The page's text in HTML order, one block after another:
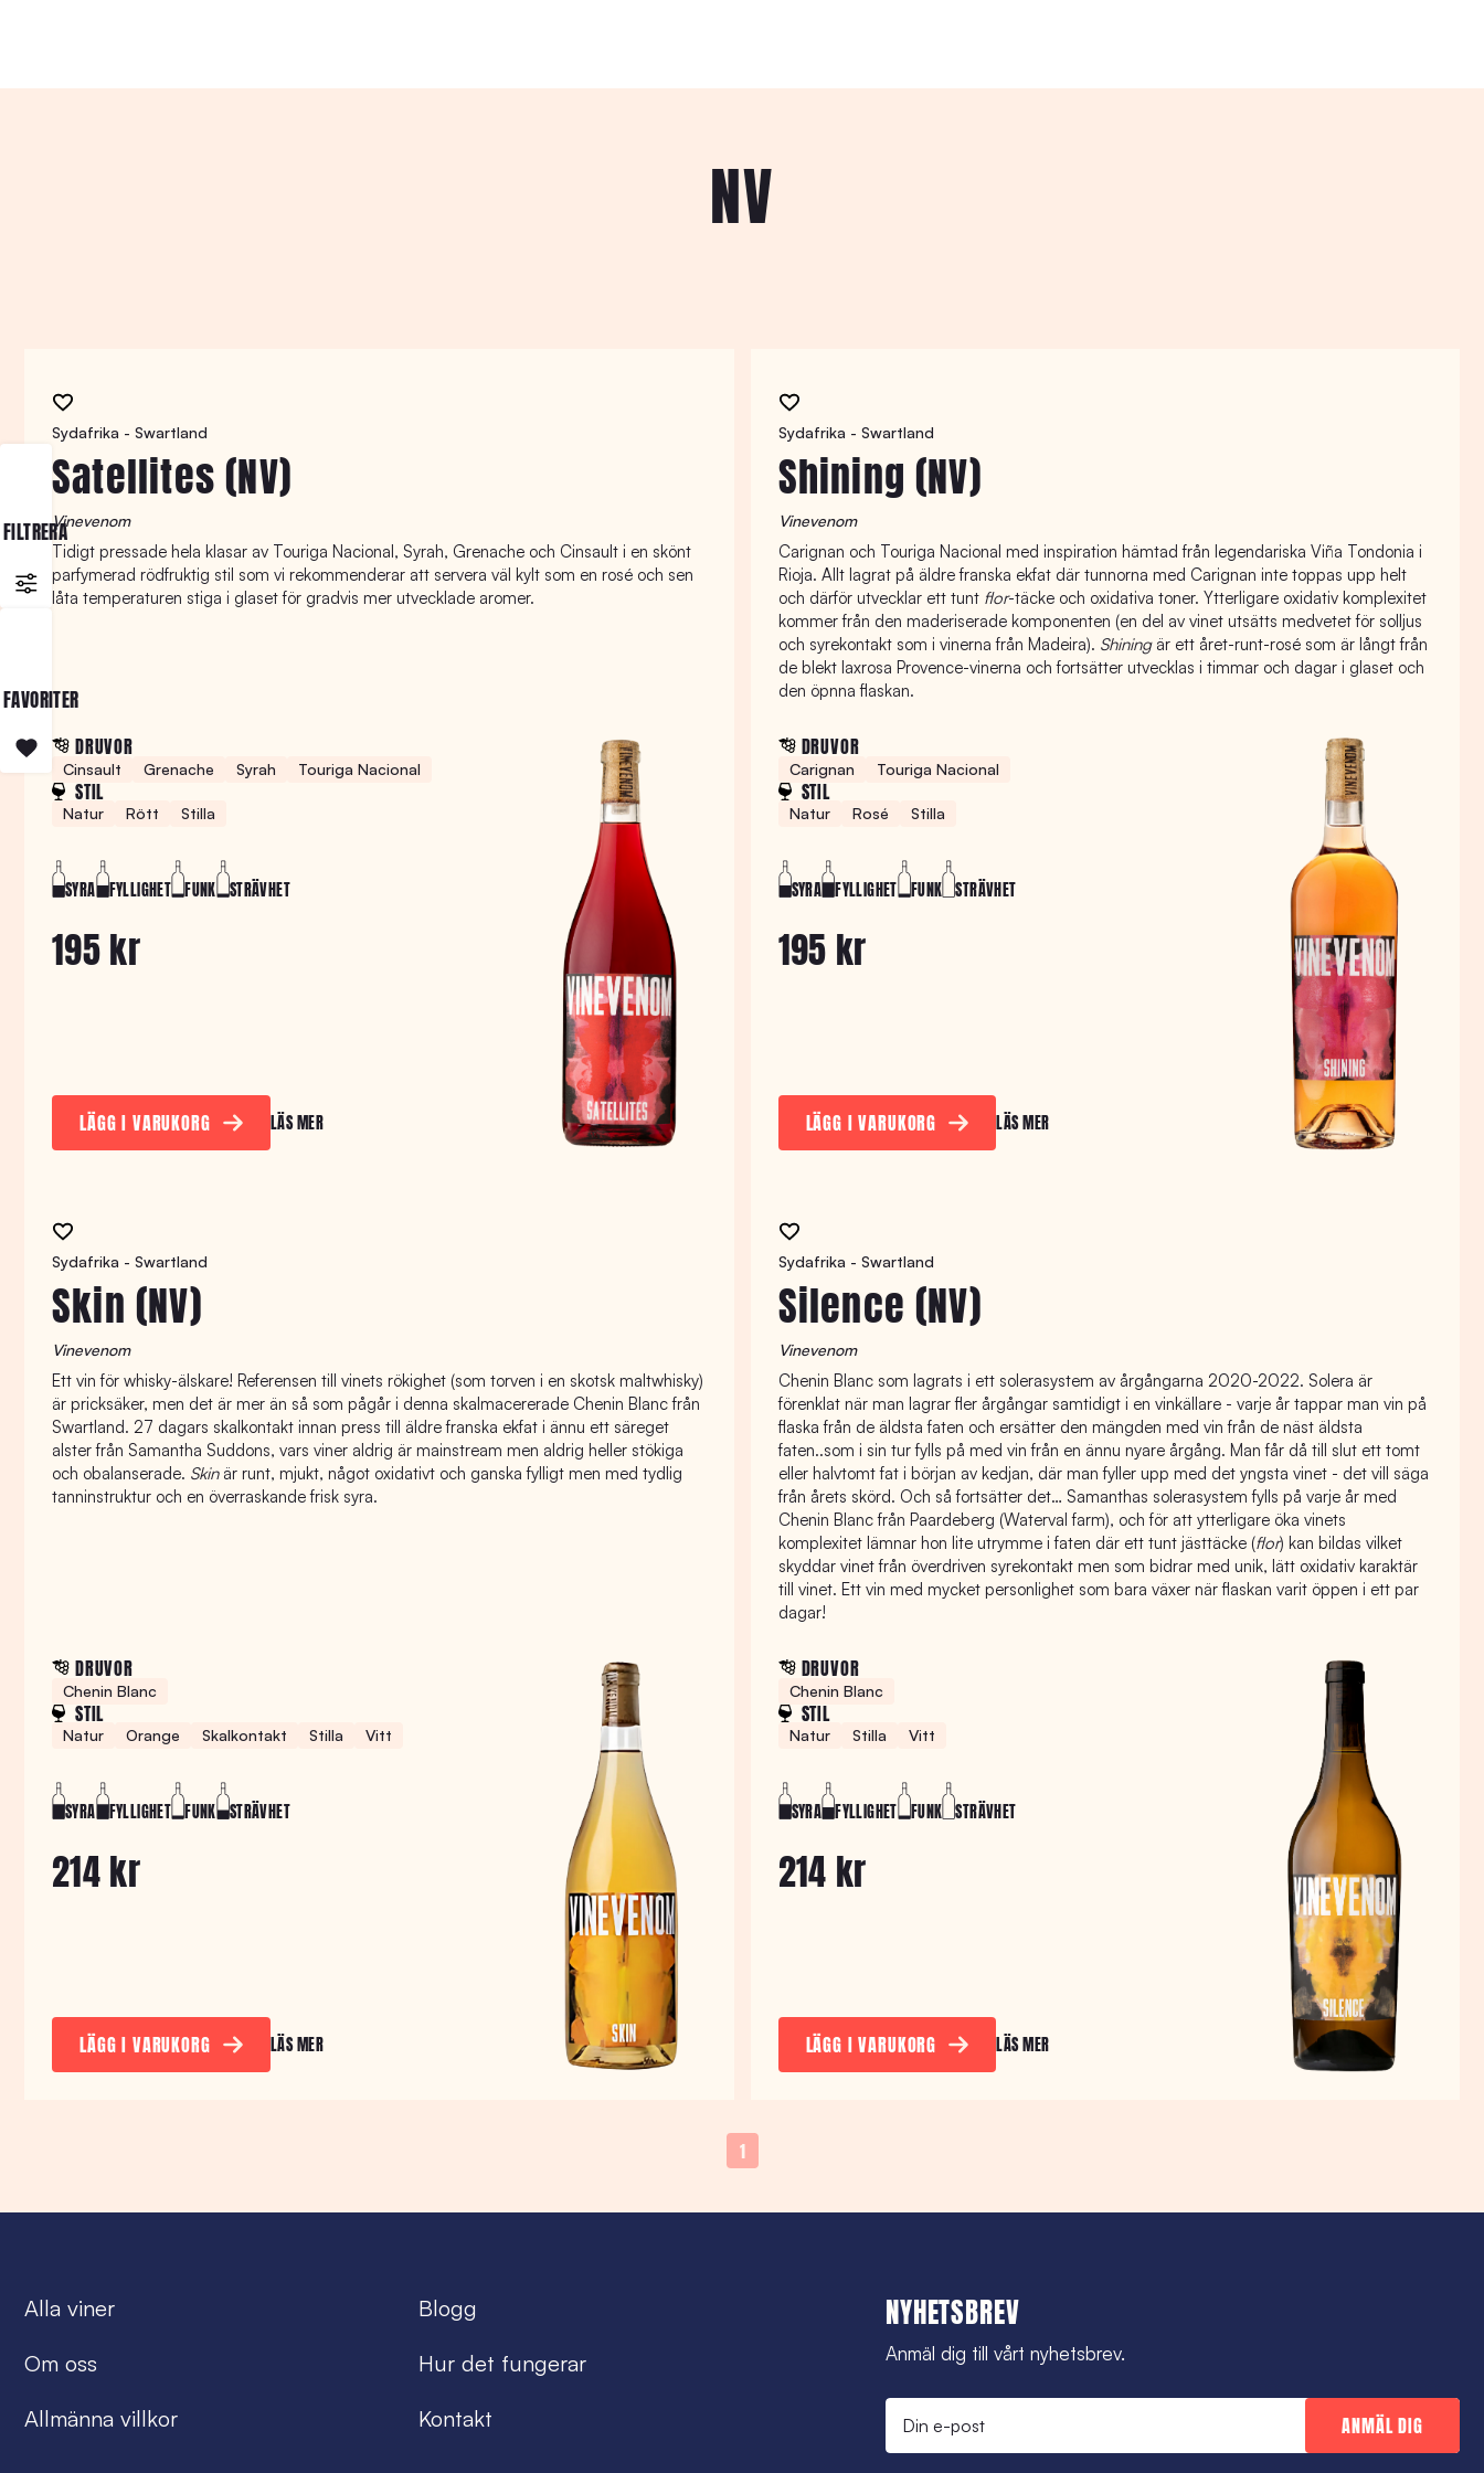
NV
FILTRERA
FAVORITER
Sydafrika - Swartland
Satellites (NV)
Vinevenom
Tidigt pressade hela klasar av Touriga Nacional, Syrah, Grenache och Cinsault i en skönt
parfymerad rödfruktig stil som vi rekommenderar att servera väl kylt som en rosé och sen
låta temperaturen stiga i glaset för gradvis mer utvecklade aromer.
DRUVOR
Cinsault Grenache Syrah Touriga Nacional
STIL
Natur Rött Stilla
SYRA FYLLIGHET FUNK STRÄVHET
195 kr
LÄGG I VARUKORG LÄS MER
Sydafrika - Swartland
Shining (NV)
Vinevenom
Carignan och Touriga Nacional med inspiration hämtad från legendariska Viña Tondonia i
Rioja. Allt lagrat på äldre franska ekfat där tunnorna med Carignan inte toppas upp helt
och därför utvecklar ett tunt flor-täcke och oxidativa toner. Ytterligare oxidativ komplexitet
kommer från den maderiserade komponenten (en del av vinet utsätts medvetet för solljus
och syrekontakt som i vinerna från Madeira). Shiningär ett året-runt-rosé som är långt från
de blekt laxrosa Provence-vinerna och fortsätter utvecklas i timmar och dagar i glaset och
den öpnna flaskan.
DRUVOR
Carignan Touriga Nacional
STIL
Natur Rosé Stilla
SYRA FYLLIGHET FUNK STRÄVHET
195 kr
LÄGG I VARUKORG LÄS MER
Sydafrika - Swartland
Skin (NV)
Vinevenom
Ett vin för whisky-älskare! Referensen till vinets rökighet (som torven i en skotsk maltwhisky)
är pricksäker, men det är mer än så som pågår i denna skalmacererade Chenin Blanc från
Swartland. 27 dagars skalkontakt innan press till äldre franska ekfat i ännu ett säreget
alster från Samantha Suddons, vars viner aldrig är mainstream men aldrig heller stökiga
och obalanserade. Skinär runt, mjukt, något oxidativt och ganska fylligt men med tydlig
tanninstruktur och en överraskande frisk syra.
DRUVOR
Chenin Blanc
STIL
Natur Orange Skalkontakt Stilla Vitt
SYRA FYLLIGHET FUNK STRÄVHET
214 kr
LÄGG I VARUKORG LÄS MER
Sydafrika - Swartland
Silence (NV)
Vinevenom
Chenin Blanc som lagrats i ett solerasystem av årgångarna 2020-2022. Solera är
förenklat när man lagrar fler årgångar samtidigt i en vinkällare - varje år tappar man vin på
flaska från de äldsta faten och ersätter den mängden med vin från de näst äldsta
faten..som i sin tur fylls på med vin från en ännu nyare årgång. Man får då till slut ett tomt
eller halvtomt fat i början av kedjan, där man fyller upp med det yngsta vinet - det vill säga
från årets skörd. Och så fortsätter det… Samanthas solerasystem fylls på varje år med
Chenin Blanc från Paardeberg (Waterval farm), och för att ytterligare öka vinets
komplexitet lämnar hon lite utrymme i faten där ett tunt jästtäcke (flor) kan bildas vilket
skyddar vinet från överdriven syrekontakt men som bidrar med unik, lätt oxidativ karaktär
till vinet. Ett vin med mycket personlighet som bara växer när flaskan varit öppen i ett par
dagar!
DRUVOR
Chenin Blanc
STIL
Natur Stilla Vitt
SYRA FYLLIGHET FUNK STRÄVHET
214 kr
LÄGG I VARUKORG LÄS MER
1
Alla viner
Blogg
Om oss
Hur det fungerar
Allmänna villkor
Kontakt
NYHETSBREV
Anmäl dig till vårt nyhetsbrev.